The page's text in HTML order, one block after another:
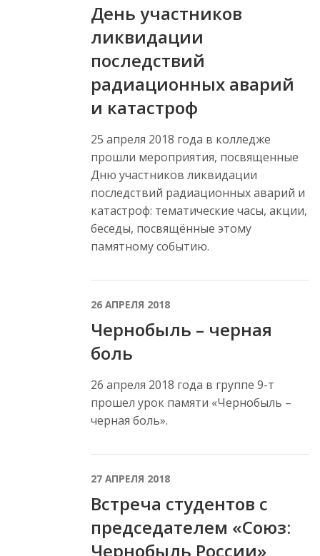
День участников
ликвидации
последствий
радиационных аварий
и катастроф
25 апреля 2018 года в колледже
прошли мероприятия, посвященные
Дню участников ликвидации
последствий радиационных аварий и
катастроф: тематические часы, акции,
беседы, посвящённые этому
памятному событию.
26 АПРЕЛЯ 2018
Чернобыль – черная
боль
26 апреля 2018 года в группе 9-т
прошел урок памяти «Чернобыль –
черная боль».
27 АПРЕЛЯ 2018
Встреча студентов с
председателем «Союз:
Чернобыль России»